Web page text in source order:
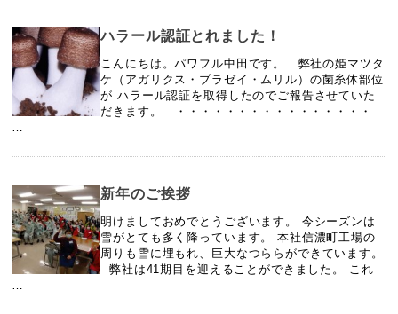
ハラール認証とれました！
こんにちは。パワフル中田です。 弊社の姫マツタ
ケ（アガリクス・ブラゼイ・ムリル）の菌糸体部位
が ハラール認証を取得したのでご報告させていた
だきます。 ・・・・・・・・・・・・・・・・
…
新年のご挨拶
明けましておめでとうございます。 今シーズンは
雪がとても多く降っています。 本社信濃町工場の
周りも雪に埋もれ、巨大なつららができています。
弊社は41期目を迎えることができました。 これ
…